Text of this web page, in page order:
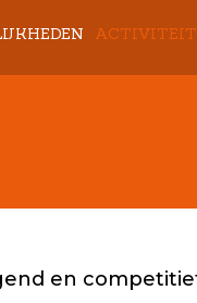
FEESTEN SPEEL
en